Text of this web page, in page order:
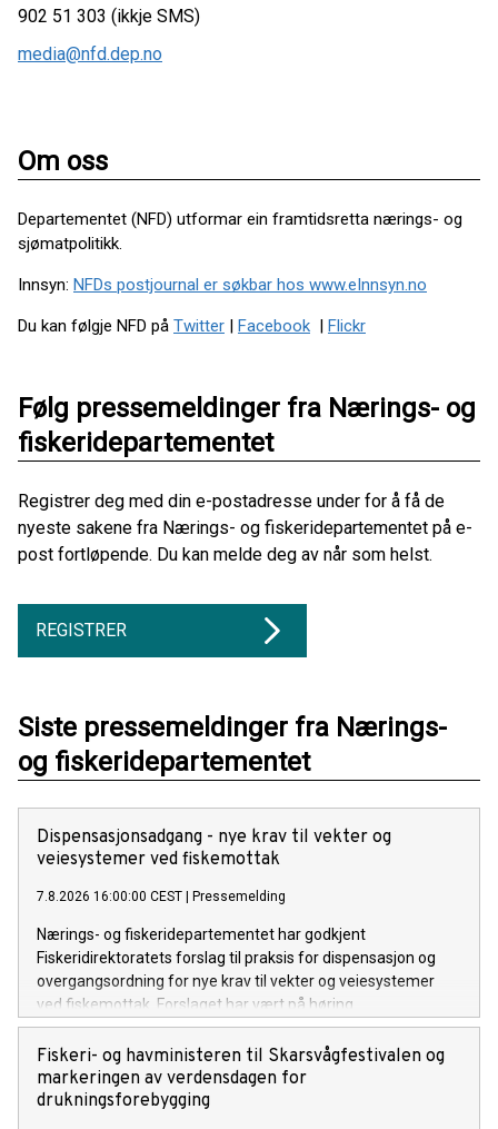
902 51 303 (ikkje SMS)
media@nfd.dep.no
Om oss
Departementet (NFD) utformar ein framtidsretta nærings- og
sjømatpolitikk.
Innsyn: NFDs postjournal er søkbar hos www.eInnsyn.no
Du kan følgje NFD på Twitter | Facebook | Flickr
Følg pressemeldinger fra Nærings- og
fiskeridepartementet
Registrer deg med din e-postadresse under for å få de
nyeste sakene fra Nærings- og fiskeridepartementet på e-
post fortløpende. Du kan melde deg av når som helst.
REGISTRER
Siste pressemeldinger fra Nærings-
og fiskeridepartementet
Dispensasjonsadgang - nye krav til vekter og
veiesystemer ved fiskemottak
7.8.2026 16:00:00 CEST Pressemelding
Nærings- og fiskeridepartementet har godkjent
Fiskeridirektoratets forslag til praksis for dispensasjon og
overgangsordning for nye krav til vekter og veiesystemer
ved fiskemottak. Forslaget har vært på høring.
Fiskeri- og havministeren til Skarsvågfestivalen og
markeringen av verdensdagen for
drukningsforebygging